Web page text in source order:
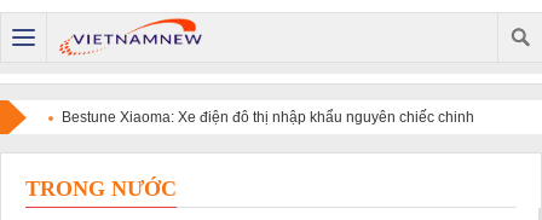
Bestune Xiaoma: Xe điện đô thị nhập khẩu nguyên chiếc chinh
phục người dùng bằng chất lượng quốc tế và sự tiện dụng
TRONG NƯỚC